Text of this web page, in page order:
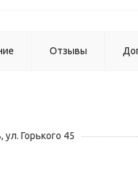
Отзывы
ул. Горького 45